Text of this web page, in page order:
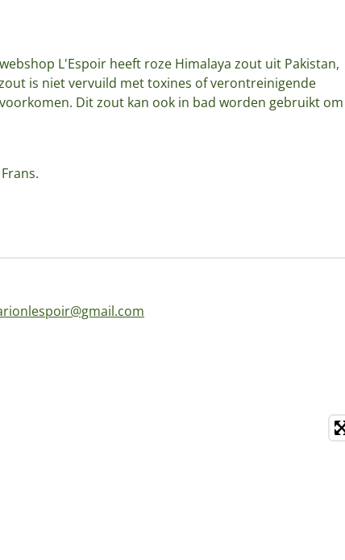
L'Espoir heeft roze Himalaya zout uit Pakistan,
is niet vervuild met toxines of verontreinigende
Dit zout kan ook in bad worden gebruikt